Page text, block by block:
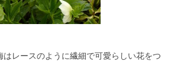
レースのように繊細で可愛らしい花をつ